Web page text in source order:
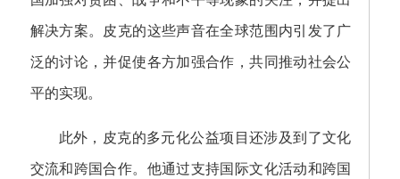
解决方案。皮克的这些声音在全球范围内引发了广
泛的讨论，并促使各方加强合作，共同推动社会公
平的实现。
此外，皮克的多元化公益项目还涉及到了文化
交流和跨国合作。他通过支持国际文化活动和跨国